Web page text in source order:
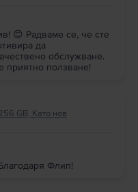
😊 Радваме се, че сте
да
обслужване.
приятно ползване!
GB, Като нов
Флип!